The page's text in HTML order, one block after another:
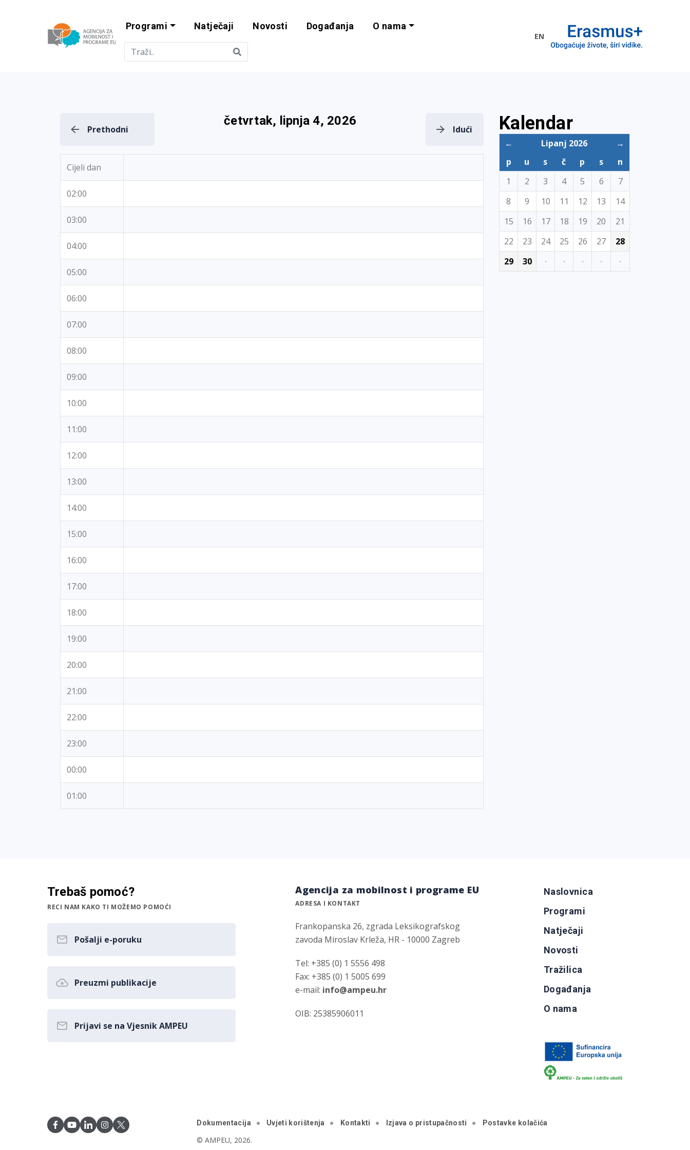
Agencija za mobilnost i programe EU
Programi Natječaji Novosti Događanja O nama
EN
Prethodni
četvrtak, lipnja 4, 2026
Idući
Cijeli dan
02:00
03:00
04:00
05:00
06:00
07:00
08:00
09:00
10:00
11:00
12:00
13:00
14:00
15:00
16:00
17:00
18:00
19:00
20:00
21:00
22:00
23:00
00:00
01:00
Kalendar
← Lipanj 2026
→
p
u s č p s
n
1
2 3 4 5 6
7
8
9 10 11 12 13
14
15
16 17 18 19 20
21
22
23 24 25 26 27
28
29
30 · · · · ·
Trebaš pomoć?
RECI NAM KAKO TI MOŽEMO POMOĆI
Pošalji e-poruku
Preuzmi publikacije
Prijavi se na Vjesnik AMPEU
Agencija za mobilnost i programe EU
ADRESA I KONTAKT
Frankopanska 26, zgrada Leksikografskog
zavoda Miroslav Krleža, HR - 10000 Zagreb
Tel: +385 (0) 1 5556 498
Fax: +385 (0) 1 5005 699
e-mail: info@ampeu.hr
OIB: 25385906011
Naslovnica
Programi
Natječaji
Novosti
Tražilica
Događanja
O nama
Dokumentacija Uvjeti korištenja Kontakti Izjava o pristupačnosti Postavke kolačića
© AMPEU, 2026.